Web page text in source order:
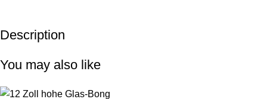
Unbeatable offers
Description
You may also like